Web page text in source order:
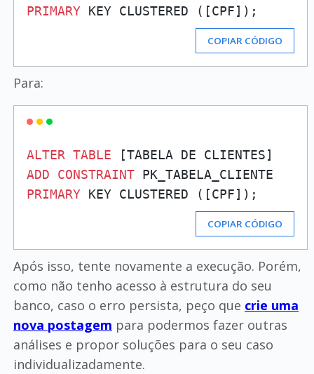
PRIMARY
COPIAR CÓDIGO
Para:
ALTER TABLE
ADD
CONSTRAINT
PRIMARY
COPIAR CÓDIGO
Após isso, tente novamente a execução. Porém,
como não tenho acesso à estrutura do seu
banco, caso o erro persista, peço que crie uma
nova postagem para podermos fazer outras
análises e propor soluções para o seu caso
individualizadamente.